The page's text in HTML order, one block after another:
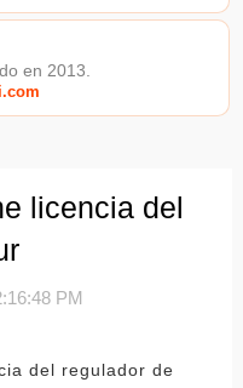
en 2013.
licencia del
PM
del regulador de